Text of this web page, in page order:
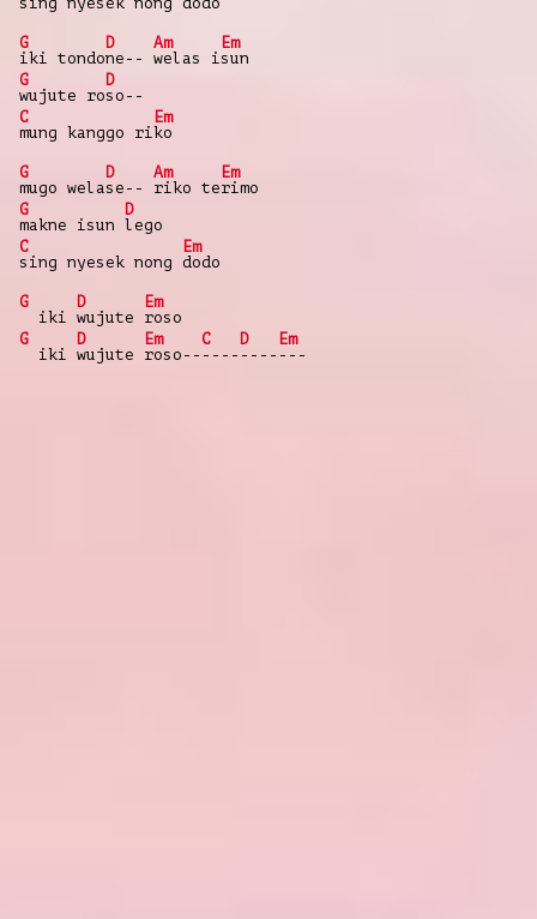
G
iki tondo
D
ne--
Am
welas i
Em
sun
G
wujute ro
D
so--
C
mung kanggo ri
Em
ko
G
mugo wela
D
se--
Am
riko te
Em
rimo
G
makne isun
D
lego
C
sing nyesek nong
Em
dodo
G
iki
D
wujute
Em
roso
G
iki
D
wujute
Em
roso--
C
----
D
----
Em
---